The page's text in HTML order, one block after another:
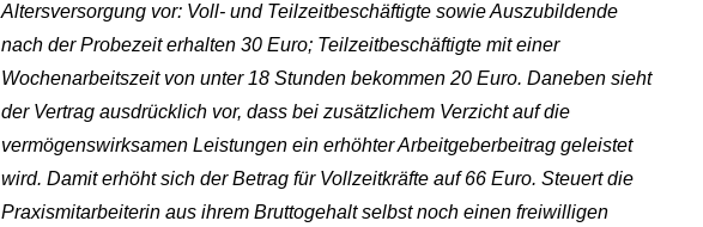
Altersversorgung vor: Voll- und Teilzeitbeschäftigte sowie Auszubildende
nach der Probezeit erhalten 30 Euro; Teilzeitbeschäftigte mit einer
Wochenarbeitszeit von unter 18 Stunden bekommen 20 Euro. Daneben sieht
der Vertrag ausdrücklich vor, dass bei zusätzlichem Verzicht auf die
vermögenswirksamen Leistungen ein erhöhter Arbeitgeberbeitrag geleistet
wird. Damit erhöht sich der Betrag für Vollzeitkräfte auf 66 Euro. Steuert die
Praxismitarbeiterin aus ihrem Bruttogehalt selbst noch einen freiwilligen